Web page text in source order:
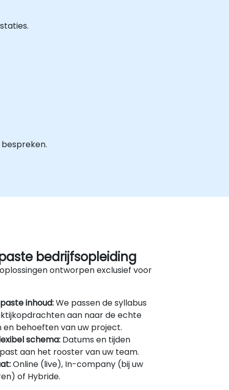
bedrijfsopleiding
ontworpen exclusief voor
inhoud:We passen de syllabus
aan naar de echte
en behoeften van uw project.
schema:Datums en tijden
aan het rooster van uw team.
Online (live), In-company (bij uw
of Hybride.